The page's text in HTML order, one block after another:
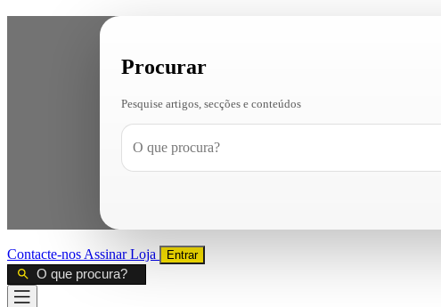
Procurar
Pesquise artigos, secções e conteúdos
Contacte-nos AssinarLoja Entrar